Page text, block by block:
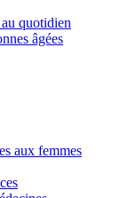
quotidien
âgées
aux femmes